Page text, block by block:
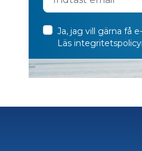
Ja, jag vill gärna få
Läs